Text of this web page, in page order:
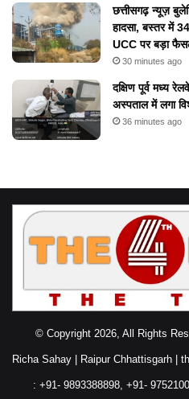
छत्तीसगढ़ न्यूज़
हादसा, बस्तर में
UCC पर बड़ा
30 minutes ago
दक्षिण पूर्व मध्य
अस्पताल में लगा
36 minutes ago
© Copyright 2026, All Rights
Richa Sahay | Raipur Chhattisgarh |
: +91- 9893388898, +91-